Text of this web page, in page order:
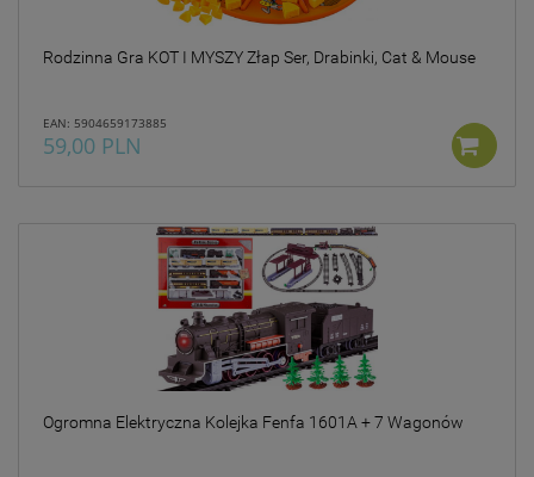
Rodzinna Gra KOT I MYSZY Złap Ser, Drabinki, Cat & Mouse
EAN: 5904659173885
59,00 PLN
Ogromna Elektryczna Kolejka Fenfa 1601A + 7 Wagonów